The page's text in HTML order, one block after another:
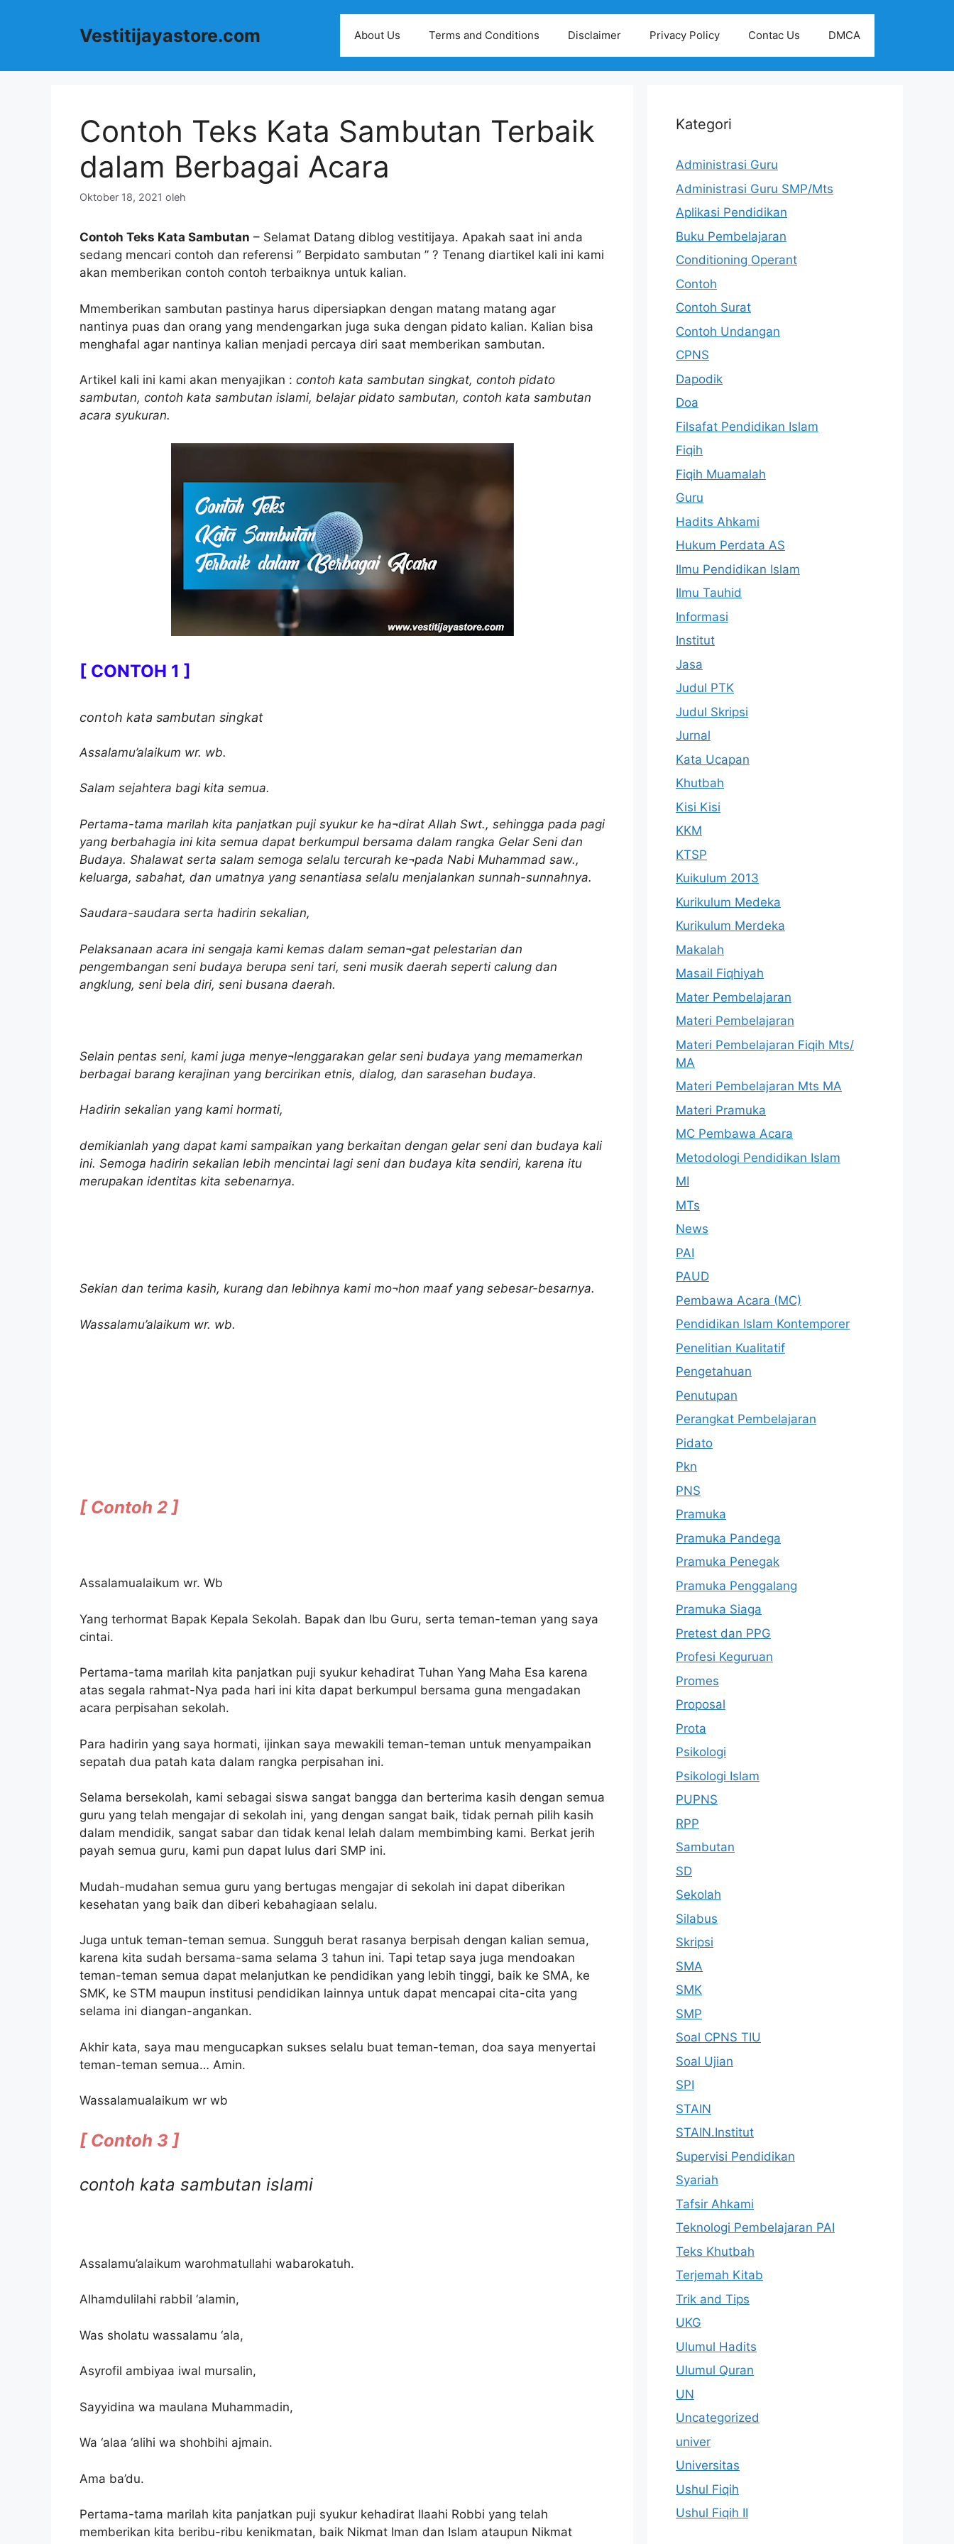
Vestitijayastore.com About Us Terms and Conditions Disclaimer Privacy Policy Contac Us DMCA
Contoh Teks Kata Sambutan Terbaik
dalam Berbagai Acara
Oktober 18, 2021 oleh
Contoh Teks Kata Sambutan – Selamat Datang diblog vestitijaya. Apakah saat ini anda
sedang mencari contoh dan referensi ” Berpidato sambutan ” ? Tenang diartikel kali ini kami
akan memberikan contoh contoh terbaiknya untuk kalian.
Mmemberikan sambutan pastinya harus dipersiapkan dengan matang matang agar
nantinya puas dan orang yang mendengarkan juga suka dengan pidato kalian. Kalian bisa
menghafal agar nantinya kalian menjadi percaya diri saat memberikan sambutan.
Artikel kali ini kami akan menyajikan : contoh kata sambutan singkat, contoh pidato
sambutan, contoh kata sambutan islami, belajar pidato sambutan, contoh kata sambutan
acara syukuran.
[ CONTOH 1 ]
contoh kata sambutan singkat
Assalamu’alaikum wr. wb.
Salam sejahtera bagi kita semua.
Pertama-tama marilah kita panjatkan puji syukur ke ha¬dirat Allah Swt., sehingga pada pagi
yang berbahagia ini kita semua dapat berkumpul bersama dalam rangka Gelar Seni dan
Budaya. Shalawat serta salam semoga selalu tercurah ke¬pada Nabi Muhammad saw.,
keluarga, sabahat, dan umatnya yang senantiasa selalu menjalankan sunnah-sunnahnya.
Saudara-saudara serta hadirin sekalian,
Pelaksanaan acara ini sengaja kami kemas dalam seman¬gat pelestarian dan
pengembangan seni budaya berupa seni tari, seni musik daerah seperti calung dan
angklung, seni bela diri, seni busana daerah.
Selain pentas seni, kami juga menye¬lenggarakan gelar seni budaya yang memamerkan
berbagai barang kerajinan yang bercirikan etnis, dialog, dan sarasehan budaya.
Hadirin sekalian yang kami hormati,
demikianlah yang dapat kami sampaikan yang berkaitan dengan gelar seni dan budaya kali
ini. Semoga hadirin sekalian lebih mencintai lagi seni dan budaya kita sendiri, karena itu
merupakan identitas kita sebenarnya.
Sekian dan terima kasih, kurang dan lebihnya kami mo¬hon maaf yang sebesar-besarnya.
Wassalamu’alaikum wr. wb.
[ Contoh 2 ]
Assalamualaikum wr. Wb
Yang terhormat Bapak Kepala Sekolah. Bapak dan Ibu Guru, serta teman-teman yang saya
cintai.
Pertama-tama marilah kita panjatkan puji syukur kehadirat Tuhan Yang Maha Esa karena
atas segala rahmat-Nya pada hari ini kita dapat berkumpul bersama guna mengadakan
acara perpisahan sekolah.
Para hadirin yang saya hormati, ijinkan saya mewakili teman-teman untuk menyampaikan
sepatah dua patah kata dalam rangka perpisahan ini.
Selama bersekolah, kami sebagai siswa sangat bangga dan berterima kasih dengan semua
guru yang telah mengajar di sekolah ini, yang dengan sangat baik, tidak pernah pilih kasih
dalam mendidik, sangat sabar dan tidak kenal lelah dalam membimbing kami. Berkat jerih
payah semua guru, kami pun dapat lulus dari SMP ini.
Mudah-mudahan semua guru yang bertugas mengajar di sekolah ini dapat diberikan
kesehatan yang baik dan diberi kebahagiaan selalu.
Juga untuk teman-teman semua. Sungguh berat rasanya berpisah dengan kalian semua,
karena kita sudah bersama-sama selama 3 tahun ini. Tapi tetap saya juga mendoakan
teman-teman semua dapat melanjutkan ke pendidikan yang lebih tinggi, baik ke SMA, ke
SMK, ke STM maupun institusi pendidikan lainnya untuk dapat mencapai cita-cita yang
selama ini diangan-angankan.
Akhir kata, saya mau mengucapkan sukses selalu buat teman-teman, doa saya menyertai
teman-teman semua… Amin.
Wassalamualaikum wr wb
[ Contoh 3 ]
contoh kata sambutan islami
Assalamu’alaikum warohmatullahi wabarokatuh.
Alhamdulilahi rabbil ‘alamin,
Was sholatu wassalamu ‘ala,
Asyrofil ambiyaa iwal mursalin,
Sayyidina wa maulana Muhammadin,
Wa ‘alaa ‘alihi wa shohbihi ajmain.
Ama ba’du.
Pertama-tama marilah kita panjatkan puji syukur kehadirat Ilaahi Robbi yang telah
memberikan kita beribu-ribu kenikmatan, baik Nikmat Iman dan Islam ataupun Nikmat
Kategori
Administrasi Guru
Administrasi Guru SMP/Mts
Aplikasi Pendidikan
Buku Pembelajaran
Conditioning Operant
Contoh
Contoh Surat
Contoh Undangan
CPNS
Dapodik
Doa
Filsafat Pendidikan Islam
Fiqih
Fiqih Muamalah
Guru
Hadits Ahkami
Hukum Perdata AS
Ilmu Pendidikan Islam
Ilmu Tauhid
Informasi
Institut
Jasa
Judul PTK
Judul Skripsi
Jurnal
Kata Ucapan
Khutbah
Kisi Kisi
KKM
KTSP
Kuikulum 2013
Kurikulum Medeka
Kurikulum Merdeka
Makalah
Masail Fiqhiyah
Mater Pembelajaran
Materi Pembelajaran
Materi Pembelajaran Fiqih Mts/
MA
Materi Pembelajaran Mts MA
Materi Pramuka
MC Pembawa Acara
Metodologi Pendidikan Islam
MI
MTs
News
PAI
PAUD
Pembawa Acara (MC)
Pendidikan Islam Kontemporer
Penelitian Kualitatif
Pengetahuan
Penutupan
Perangkat Pembelajaran
Pidato
Pkn
PNS
Pramuka
Pramuka Pandega
Pramuka Penegak
Pramuka Penggalang
Pramuka Siaga
Pretest dan PPG
Profesi Keguruan
Promes
Proposal
Prota
Psikologi
Psikologi Islam
PUPNS
RPP
Sambutan
SD
Sekolah
Silabus
Skripsi
SMA
SMK
SMP
Soal CPNS TIU
Soal Ujian
SPI
STAIN
STAIN.Institut
Supervisi Pendidikan
Syariah
Tafsir Ahkami
Teknologi Pembelajaran PAI
Teks Khutbah
Terjemah Kitab
Trik and Tips
UKG
Ulumul Hadits
Ulumul Quran
UN
Uncategorized
univer
Universitas
Ushul Fiqih
Ushul Fiqih II